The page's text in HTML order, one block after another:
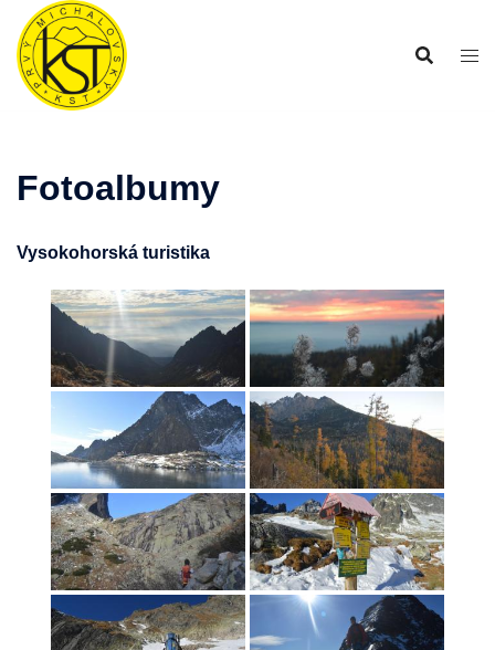
Preskočiť
obsah
Fotoalbumy
Vysokohorská turistika